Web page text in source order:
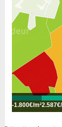
-1.800€/m²